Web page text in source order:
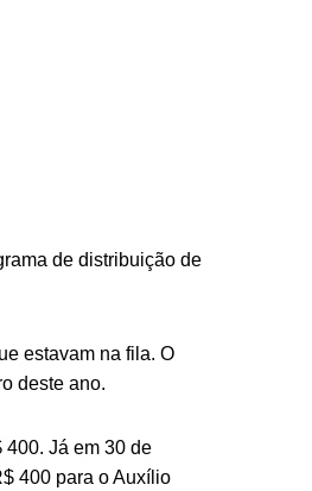
de distribuição de
estavam na fila. O
deste ano.
Já em 30 de
400 para o Auxílio